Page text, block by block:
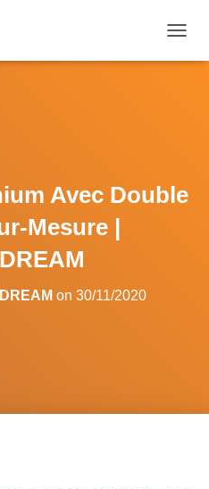
Avec Double
Mesure |
on 30/11/2020